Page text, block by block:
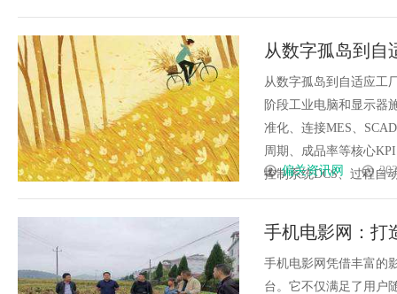
从数字孤岛到自
药4.0转型路线图
从数字孤岛到自适应工
阶段工业电脑和显示器
准化、连接MES、
周期、成品率等核心
控制系统DCS、过程自
偏关资讯网
手机电影网：打
手机电影网凭借丰富的
台。它不仅满足了用户